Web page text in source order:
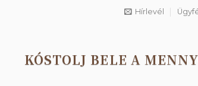
Hírlevél
KÓSTOLJ BELE A